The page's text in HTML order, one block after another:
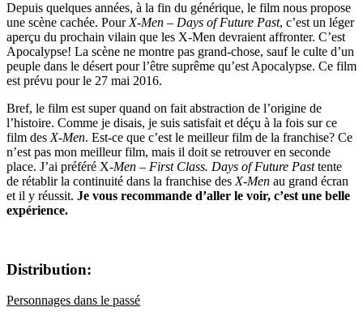
Depuis quelques années, à la fin du générique, le film nous propose
une scène cachée. Pour X-Men – Days of Future Past, c’est un léger
aperçu du prochain vilain que les X-Men devraient affronter. C’est
Apocalypse! La scène ne montre pas grand-chose, sauf le culte d’un
peuple dans le désert pour l’être suprême qu’est Apocalypse. Ce film
est prévu pour le 27 mai 2016.
Bref, le film est super quand on fait abstraction de l’origine de
l’histoire. Comme je disais, je suis satisfait et déçu à la fois sur ce
film des X-Men. Est-ce que c’est le meilleur film de la franchise? Ce
n’est pas mon meilleur film, mais il doit se retrouver en seconde
place. J’ai préféré X-Men – First Class. Days of Future Pasttente
de rétablir la continuité dans la franchise des X-Men au grand écran
et il y réussit. Je vous recommande d’aller le voir, c’est une belle
expérience.
Distribution:
Personnages dans le passé